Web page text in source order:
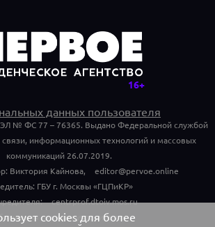
данных пользователя
ЭЛ № ФС 77 – 76365. Выдано Федеральной службой
связи, информационных технологий и массовых
коммуникаций 26.07.2019.
Виктория Кайнова,
editor@pervoe.online
ГБУ г. Москвы «ГЦПиКР»
centrprof.dtoiv.mos.ru
граждан учредителю:
cookies для более